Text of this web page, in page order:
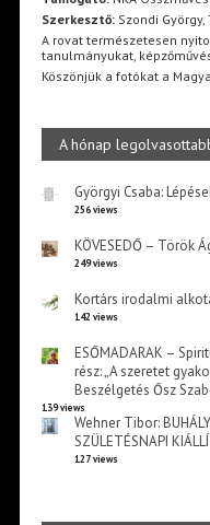
Szerkesztő:Szondi György,
A rovat természetesen
tanulmányukat,
Köszönjük a fotókat a
A hónap
Györgyi Csaba:
256 views
KÖVESEDŐ – Török
249 views
Kortárs irodalmi
142 views
ESŐMADARAK –
rész: „A szeretet
Beszélgetés Ősz
139 views
Wehner Tibor:
SZÜLETÉSNAPI
127 views